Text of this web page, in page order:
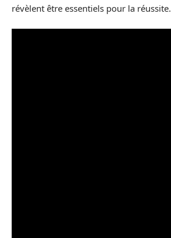
révèlent être essentiels pour la réussite.